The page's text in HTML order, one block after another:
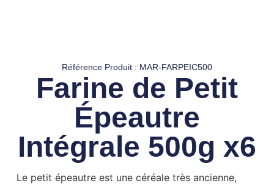
Référence Produit : MAR-FARPEIC500
Farine de Petit
Épeautre
Intégrale 500g x6
Le petit épeautre est une céréale très ancienne,